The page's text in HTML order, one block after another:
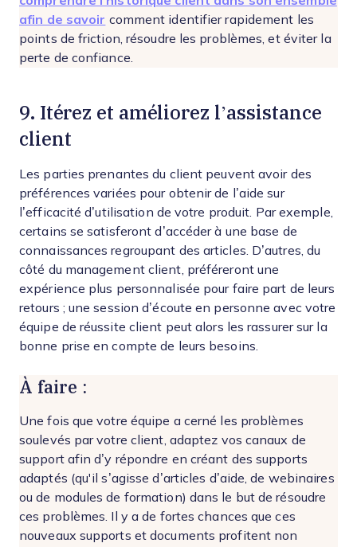
afin de savoir comment identifier rapidement les
points de friction, résoudre les problèmes, et éviter la
perte de confiance.
9. Itérez et améliorez l’assistance
client
Les parties prenantes du client peuvent avoir des
préférences variées pour obtenir de l’aide sur
l’efficacité d’utilisation de votre produit. Par exemple,
certains se satisferont d’accéder à une base de
connaissances regroupant des articles. D’autres, du
côté du management client, préféreront une
expérience plus personnalisée pour faire part de leurs
retours ; une session d’écoute en personne avec votre
équipe de réussite client peut alors les rassurer sur la
bonne prise en compte de leurs besoins.
À faire :
Une fois que votre équipe a cerné les problèmes
soulevés par votre client, adaptez vos canaux de
support afin d’y répondre en créant des supports
adaptés (qu'il s’agisse d’articles d’aide, de webinaires
ou de modules de formation) dans le but de résoudre
ces problèmes. Il y a de fortes chances que ces
nouveaux supports et documents profitent non